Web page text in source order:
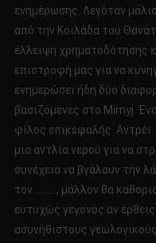
ενημέρωσης. Λεγόταν
από την Κοιλάδα του
έλλειψη χρηματοδότησης
επιστροφή μας για να
ενημερώσει ήδη δύο
βασιζόμενες στο Mirnyj.
φίλος επικεφαλής
μια αντλία νερού για να
συνέχεια να βγάλουν την
τον ………, μάλλον θα
ευτυχώς γεγονός αν
ασυνήθιστους